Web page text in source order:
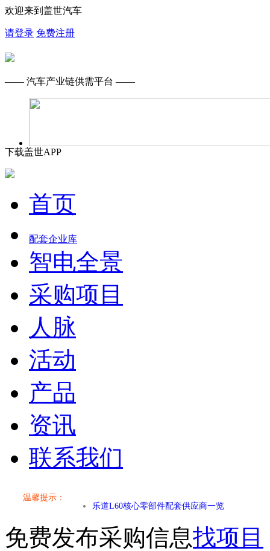
欢迎来到盖世汽车
请登录 免费注册
—— 汽车产业链供需平台 ——
下载盖世APP
首页
配套企业库
智电全景
采购项目
人脉
活动
产品
资讯
联系我们
温馨提示：
乐道L60核心零部件配套供应商一览
第二代 AION V核心零部件配套供应商一览
免费发布采购信息找项目